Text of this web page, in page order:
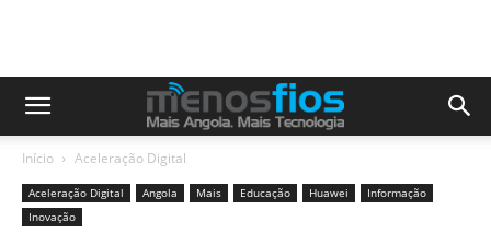
Início Aceleração Digital
Aceleração Digital Angola Mais Educação Huawei
Informação
Inovação